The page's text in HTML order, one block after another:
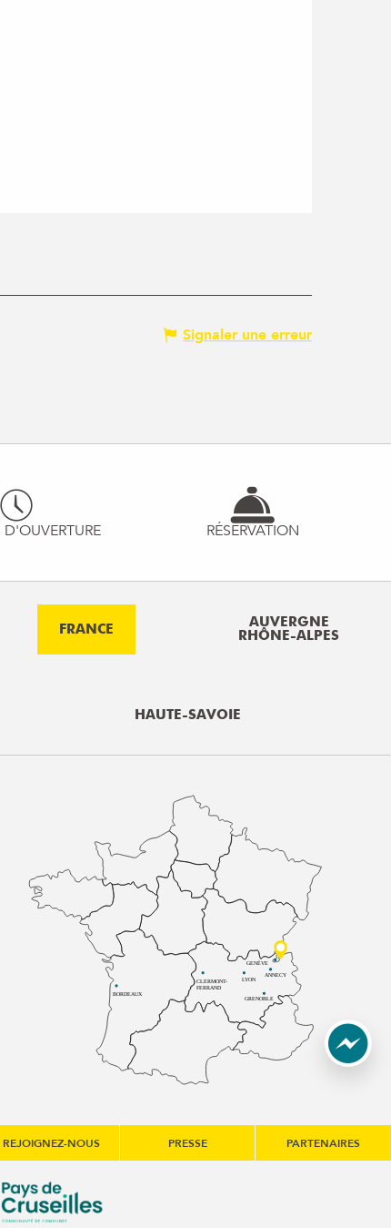
Signaler une erreur
D'OUVERTURE RÉSERVATION
FRANCE
AUVERGNE
RHÔNE-ALPES
HAUTE-SAVOIE
BORDEAUX
CLERMONT-
FERRAND
LYON
ANNECY
GRENOBLE
GENÈVE
REJOIGNEZ-NOUS PRESSE PARTENAIRES
nouvelle fenêtre)
communes du Genévois (s'ouvre dans une nouvelle
Communauté de communes du Pays de Cruseilles